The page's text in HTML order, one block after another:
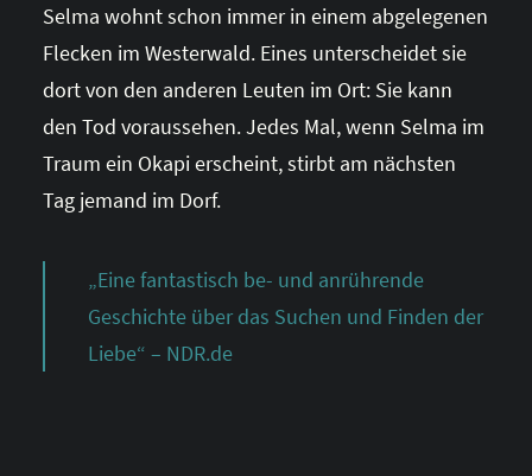
Selma wohnt schon immer in einem abgelegenen
Flecken im Westerwald. Eines unterscheidet sie
dort von den anderen Leuten im Ort: Sie kann
den Tod voraussehen. Jedes Mal, wenn Selma im
Traum ein Okapi erscheint, stirbt am nächsten
Tag jemand im Dorf.
„Eine fantastisch be- und anrührende
Geschichte über das Suchen und Finden der
Liebe“ – NDR.de